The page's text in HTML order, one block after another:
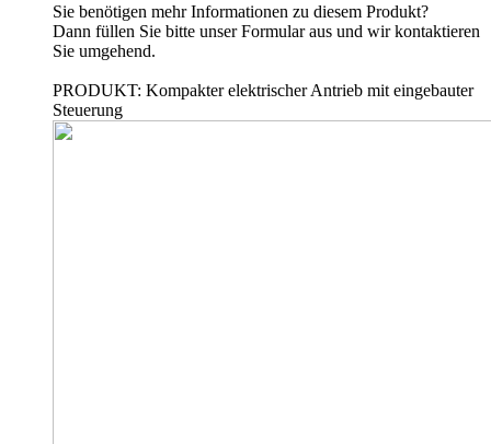
Sie benötigen mehr Informationen zu diesem Produkt?
Dann füllen Sie bitte unser Formular aus und wir kontaktieren
Sie umgehend.
PRODUKT: Kompakter elektrischer Antrieb mit eingebauter
Steuerung